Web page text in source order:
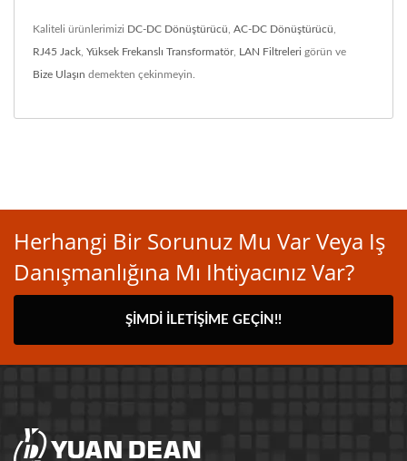
Kaliteli ürünlerimizi DC-DC Dönüştürücü AC-DC Dönüştürücü
RJ45 Jack Yüksek Frekanslı Transformatör, LAN Filtreleri görün ve
Bize Ulaşın demekten çekinmeyin.
Herhangi Bir Sorunuz Mu Var Veya Iş
Danışmanlığına Mı Ihtiyacınız Var?
ŞIMDI İLETIŞIME GEÇIN!!